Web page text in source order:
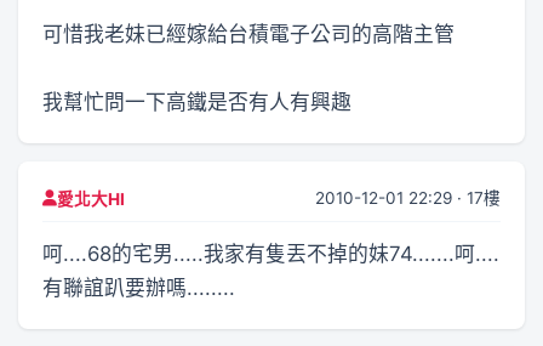
可惜我老妹已經嫁給台積電子公司的高階主管
我幫忙問一下高鐵是否有人有興趣
愛北大HI 2010-12-01 22:29 · 17樓
呵....68的宅男.....我家有隻丟不掉的妹74.......呵....
有聯誼趴要辦嗎........